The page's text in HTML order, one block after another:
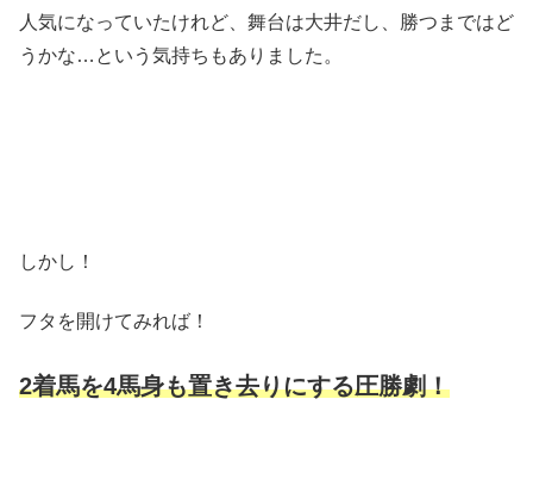
人気になっていたけれど、舞台は大井だし、勝つまではど
うかな…という気持ちもありました。
しかし！
フタを開けてみれば！
2着馬を4馬身も置き去りにする圧勝劇！